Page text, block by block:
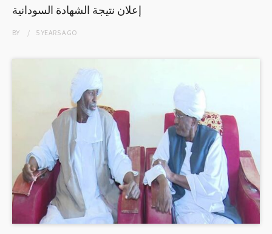
إعلان نتيجة الشهادة السودانية
BY 5 YEARSAGO